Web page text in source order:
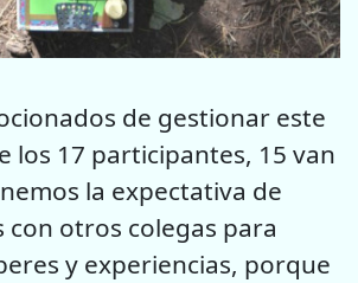
de gestionar este
los 17 participantes, 15 van
la expectativa de
otros colegas para
y experiencias, porque